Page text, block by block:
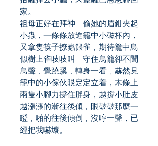
家。
祖母正好在拜神，偷她的眉鉗夾起
小蟲，一條條放進籠中小磁杯內，
又拿隻筷子撩蟲餵雀，期待籠中鳥
似樹上雀吱吱叫，守住鳥籠卻不聞
鳥聲，覺蹺蹊，轉身一看，赫然見
籠中的小傢伙眼定定立着，木條上
兩隻小腳力撐住胖身，越撐小肚皮
越漲漲的漸往後傾，眼鼓鼓那麼一
瞪，啪的往後傾倒，沒哼一聲，已
經把我嚇壞。